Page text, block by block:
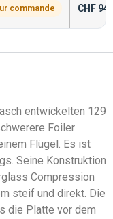
commande CHF
entwickelten 129
Foiler
Flügel. Es ist
Seine Konstruktion
Compression
steif und direkt. Die
die Platte vor dem